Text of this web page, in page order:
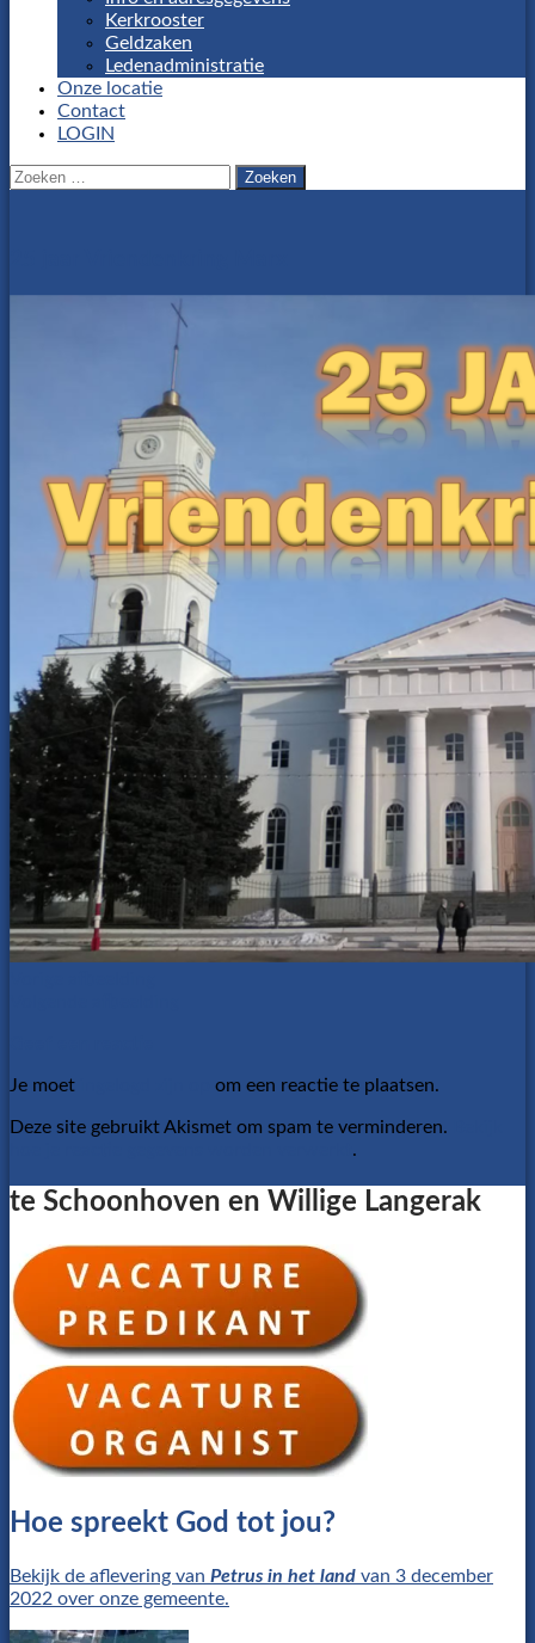
Kerkrooster
Geldzaken
Ledenadministratie
Onze locatie
Contact
LOGIN
Zoeken
Je moet om een reactie te plaatsen.
Deze site gebruikt Akismet om spam te verminderen.
.
te Schoonhoven en Willige Langerak
Hoe spreekt God tot jou?
Bekijk de aflevering van Petrus in het land van 3 december
2022 over onze gemeente.